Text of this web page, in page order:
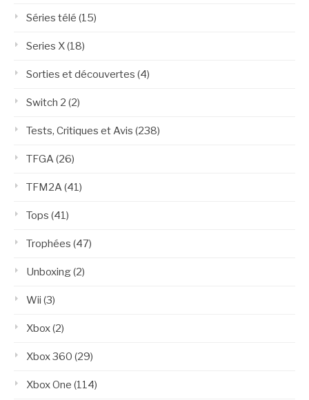
Séries télé (15)
Series X(18)
Sorties et découvertes (4)
Switch 2 (2)
Tests, Critiques et Avis (238)
TFGA(26)
TFM2A(41)
Tops (41)
Trophées (47)
Unboxing(2)
Wii (3)
Xbox(2)
Xbox 360 (29)
Xbox One (114)